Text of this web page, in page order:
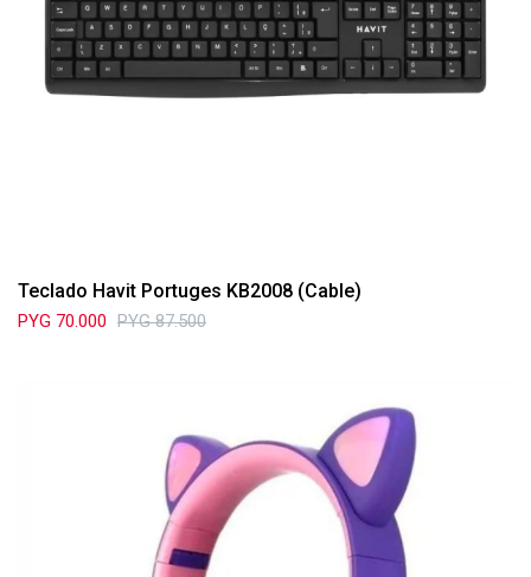
Teclado Havit Portuges KB2008 (Cable)
PYG 70.000 PYG 87.500